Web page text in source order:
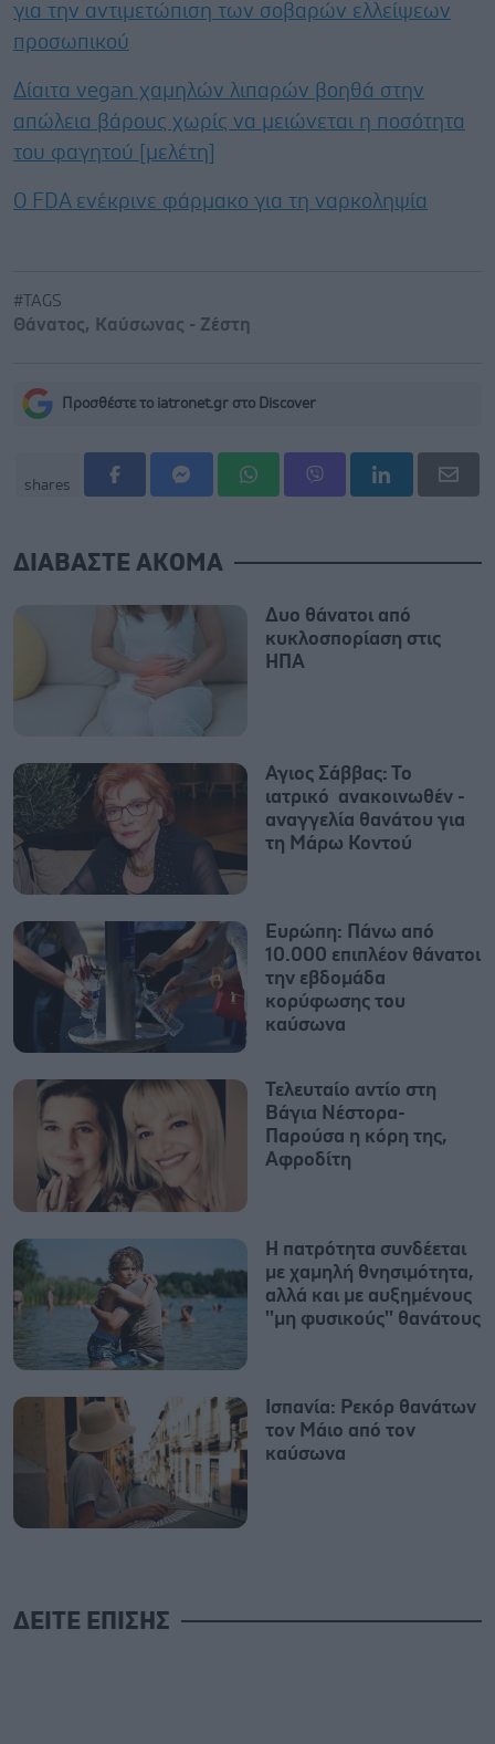
για την αντιμετώπιση των σοβαρών ελλείψεων
προσωπικού
Δίαιτα vegan χαμηλών λιπαρών βοηθά στην
απώλεια βάρους χωρίς να μειώνεται η ποσότητα
του φαγητού [μελέτη]
Ο FDA ενέκρινε φάρμακο για τη ναρκοληψία
#TAGS
Θάνατος, Καύσωνας - Ζέστη
Προσθέστε το iatronet.gr στο Discover
shares
ΔΙΑΒΑΣΤΕ ΑΚΟΜΑ
Δυο θάνατοι από
κυκλοσπορίαση στις
ΗΠΑ
Αγιος Σάββας: Το
ιατρικό ανακοινωθέν -
αναγγελία θανάτου για
τη Μάρω Κοντού
Ευρώπη: Πάνω από
10.000 επιπλέον θάνατοι
την εβδομάδα
κορύφωσης του
καύσωνα
Τελευταίο αντίο στη
Βάγια Νέστορα-
Παρούσα η κόρη της,
Αφροδίτη
Η πατρότητα συνδέεται
με χαμηλή θνησιμότητα,
αλλά και με αυξημένους
''μη φυσικούς'' θανάτους
Ισπανία: Ρεκόρ θανάτων
τον Μάιο από τον
καύσωνα
ΔΕΙΤΕ ΕΠΙΣΗΣ